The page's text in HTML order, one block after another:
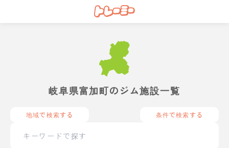
岐阜県富加町のジム施設一覧
地域で検索する 条件で検索する